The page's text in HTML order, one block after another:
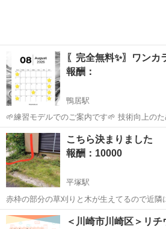
〖完全無料✨〗ワンカ
報酬：
鴨居駅
🌱練習モデルでのご案内です🌱 技術向上の
デル様を募集中です！ ショート・ボブヘアの方で (前回カラーしてか
ら最低2~3ヶ月以上たっている方) 今よりも明
ります 日時 ： ...
神奈川 横浜市 鴨居駅 手伝って/助
こちら決まりました
報酬：10000
平塚駅
赤枠の部分の草刈りと木が生えてるので近隣
剪定してほしいです。 見に行ったところもしかしたらなにか虫が巣を
作ってるかもしれないので殺虫剤などで対応
神奈川 平塚市 平塚駅 手伝って/助
＜川崎市川崎区＞リ